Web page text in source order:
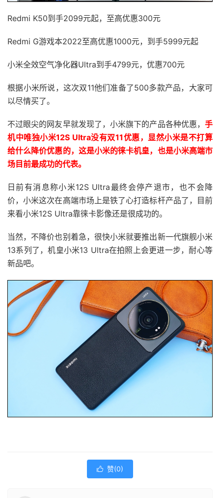
Redmi K50到手2099元起，至高优惠300元
Redmi G游戏本2022至高优惠1000元，到手5999元起
小米全效空气净化器Ultra到手4799元，优惠700元
根据小米所说，这次双11他们准备了500多款产品，大家可
以尽情买了。
不过眼尖的网友早就发现了，小米旗下的产品各种优惠， 手
机中唯独小米12S Ultra没有双11优惠，显然小米是不打算
给什么降价优惠的，这是小米的徕卡机皇，也是小米高端市
场目前最成功的代表。
日前有消息称小米12S Ultra最终会停产退市，也不会降
价，小米这次在高端市场上是铁了心打造标杆产品了，目前
来看小米12S Ultra靠徕卡影像还是很成功的。
当然，不降价也别着急，很快小米就要推出新一代旗舰小米
13系列了，机皇小米13 Ultra在拍照上会更进一步，耐心等
新品吧。
 赞(0)